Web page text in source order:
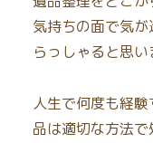
気持ちの面で気
らっしゃると思い
人生で何度も経
品は適切な方法